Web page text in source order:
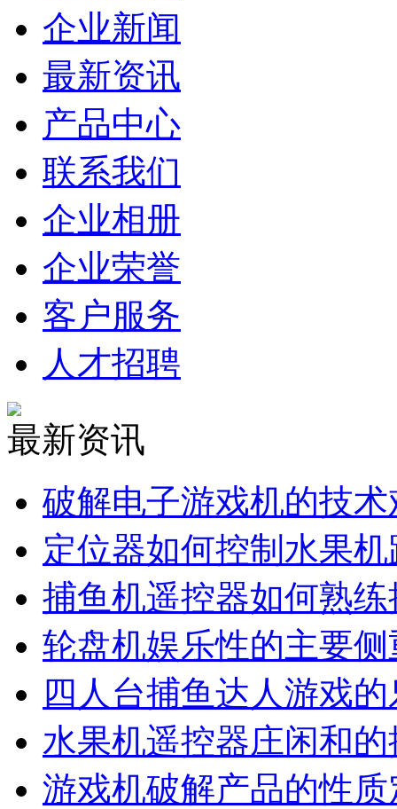
企业新闻
最新资讯
产品中心
联系我们
企业相册
企业荣誉
客户服务
人才招聘
最新资讯
破解电子游戏机的技术
定位器如何控制水果
捕鱼机遥控器如何熟练
轮盘机娱乐性的主要侧
四人台捕鱼达人游戏
水果机遥控器庄闲和的
游戏机破解产品的性质